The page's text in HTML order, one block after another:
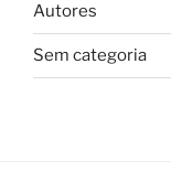
Autores
Sem categoria